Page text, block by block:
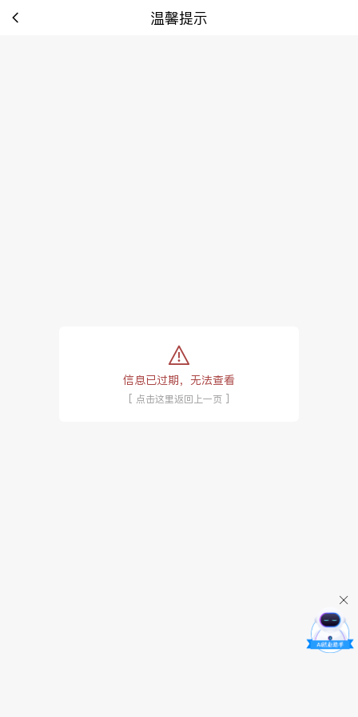
温馨提示
tip:
信息已过期，无法查看
[ 点击这里返回上一页 ]